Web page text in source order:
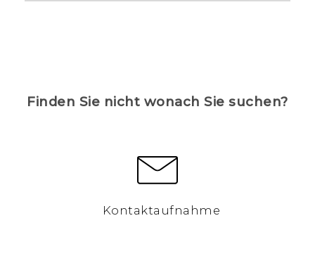
Finden Sie nicht wonach Sie suchen?
Kontaktaufnahme